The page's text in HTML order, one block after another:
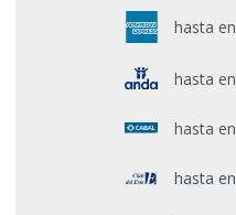
hasta en
hasta en
hasta en
hasta en
Generadores
Pinturas y Accesorios